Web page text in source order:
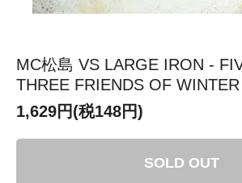
MC松島 VS LARGE IRON -
THREE FRIENDS OF
1,629円(税148円)
SOLD OUT